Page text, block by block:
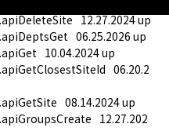
12.27.2024 up
06.25.2026 up
10.04.2024 up
06.20.2
08.14.2024 up
12.27.202